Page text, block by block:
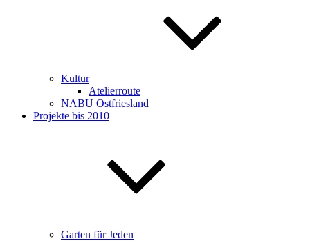
Kultur
Atelierroute
NABU Ostfriesland
Projekte bis 2010
Garten für Jeden